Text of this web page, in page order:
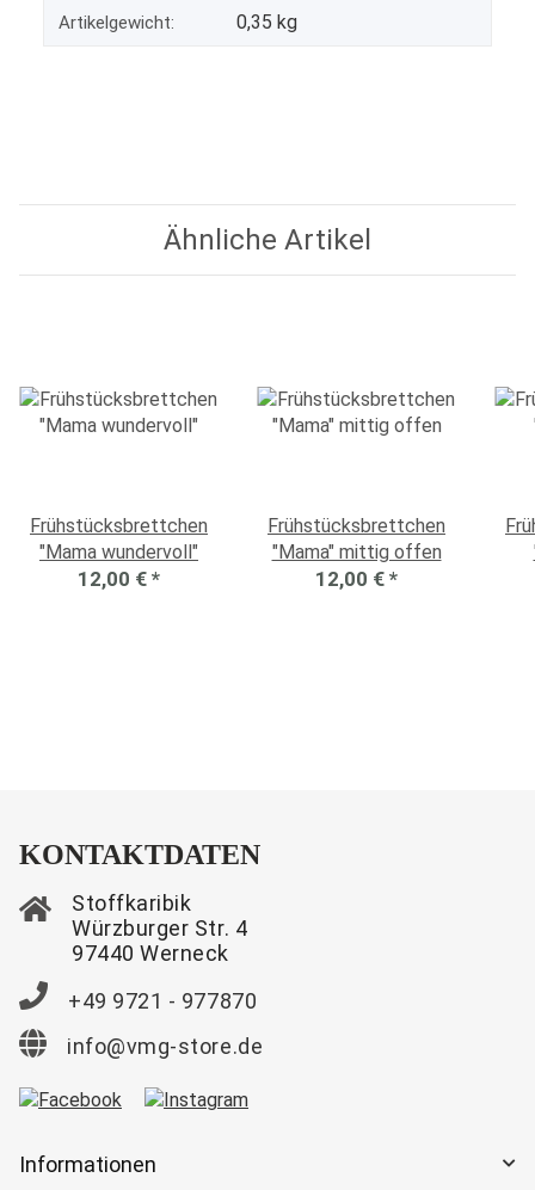
Artikelgewicht: 0,35 kg
Ähnliche Artikel
Frühstücksbrettchen
"Mama wundervoll"
12,00 € *
Frühstücksbrettchen
"Mama" mittig offen
12,00 € *
KONTAKTDATEN
Stoffkaribik
Würzburger Str. 4
97440 Werneck
+49 9721 - 977870
info@vmg-store.de
Informationen